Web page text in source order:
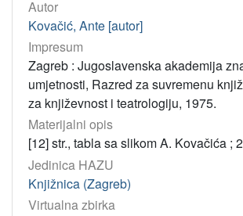
Autor
Kovačić, Ante [autor]
Impresum
Zagreb : Jugoslavenska akademija
umjetnosti, Razred za suvremenu
za književnost i teatrologiju, 1975.
Materijalni opis
[12] str., tabla sa slikom A. Kovačića ;
Jedinica HAZU
Knjižnica (Zagreb)
Virtualna zbirka